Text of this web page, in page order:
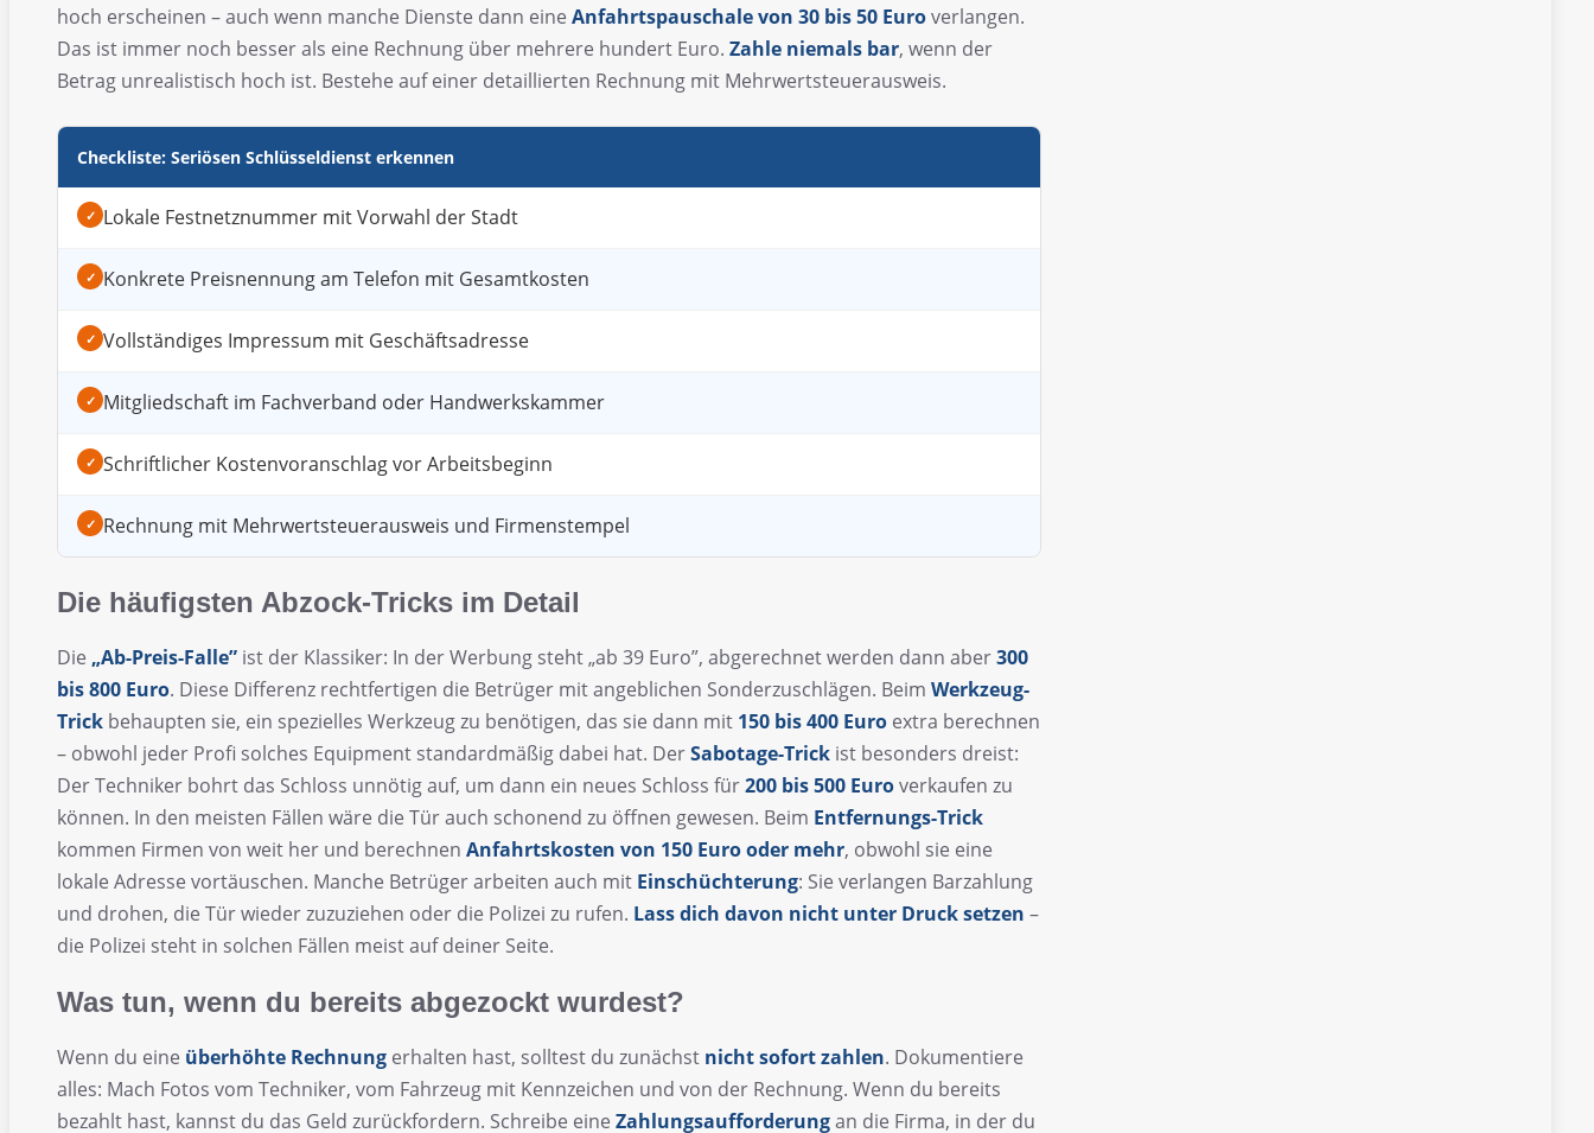
hoch erscheinen – auch wenn manche Dienste dann eine Anfahrtspauschale von 30 bis 50 Euroverlangen.
Das ist immer noch besser als eine Rechnung über mehrere hundert Euro. Zahle niemals bar, wenn der
Betrag unrealistisch hoch ist. Bestehe auf einer detaillierten Rechnung mit Mehrwertsteuerausweis.
Checkliste: Seriösen Schlüsseldienst erkennen
✓ Lokale Festnetznummer mit Vorwahl der Stadt
✓ Konkrete Preisnennung am Telefon mit Gesamtkosten
✓ Vollständiges Impressum mit Geschäftsadresse
✓ Mitgliedschaft im Fachverband oder Handwerkskammer
✓ Schriftlicher Kostenvoranschlag vor Arbeitsbeginn
✓ Rechnung mit Mehrwertsteuerausweis und Firmenstempel
Die häufigsten Abzock-Tricks im Detail
Die „Ab-Preis-Falle” ist der Klassiker: In der Werbung steht „ab 39 Euro”, abgerechnet werden dann aber300
bis 800 Euro. Diese Differenz rechtfertigen die Betrüger mit angeblichen Sonderzuschlägen. Beim Werkzeug-
Trick behaupten sie, ein spezielles Werkzeug zu benötigen, das sie dann mit 150 bis 400 Euro extra berechnen
– obwohl jeder Profi solches Equipment standardmäßig dabei hat. DerSabotage-Trick ist besonders dreist:
Der Techniker bohrt das Schloss unnötig auf, um dann ein neues Schloss für200 bis 500 Euroverkaufen zu
können. In den meisten Fällen wäre die Tür auch schonend zu öffnen gewesen. Beim Entfernungs-Trick
kommen Firmen von weit her und berechnen Anfahrtskosten von 150 Euro oder mehr, obwohl sie eine
lokale Adresse vortäuschen. Manche Betrüger arbeiten auch mit Einschüchterung: Sie verlangen Barzahlung
und drohen, die Tür wieder zuzuziehen oder die Polizei zu rufen. Lass dich davon nicht unter Druck setzen –
die Polizei steht in solchen Fällen meist auf deiner Seite.
Was tun, wenn du bereits abgezockt wurdest?
Wenn du eine überhöhte Rechnung erhalten hast, solltest du zunächst nicht sofort zahlen. Dokumentiere
alles: Mach Fotos vom Techniker, vom Fahrzeug mit Kennzeichen und von der Rechnung. Wenn du bereits
bezahlt hast, kannst du das Geld zurückfordern. Schreibe eine Zahlungsaufforderungan die Firma, in der du